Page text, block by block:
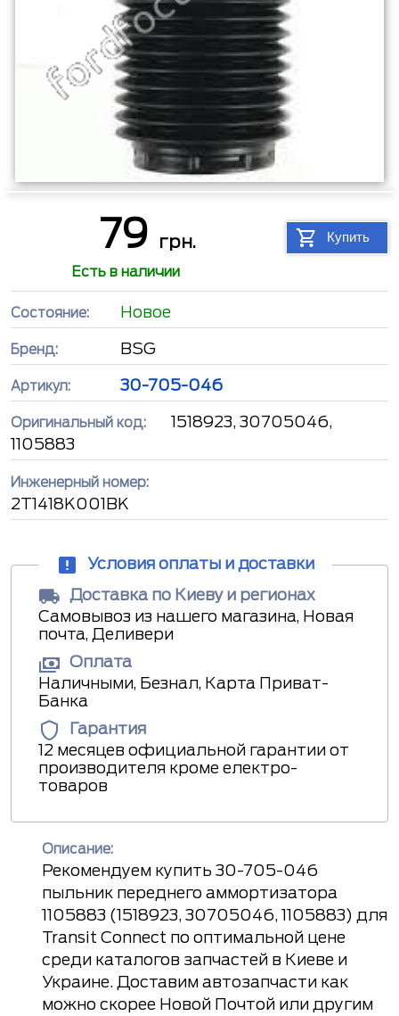
79 грн. Купить
Есть в наличии
Состояние: Новое
Бренд: BSG
Артикул: 30-705-046
Оригинальный код:
1518923, 30705046,
1105883
Инженерный номер:
2T1418K001BK
Условия оплаты и доставки
Доставка по Киеву и регионах
Самовывоз из нашего магазина, Новая
почта, Деливери
Оплата
Наличными, Безнал, Карта Приват-
Банка
Гарантия
12 месяцев официальной гарантии от
производителя кроме електро-
товаров
Описание:
Рекомендуем купить 30-705-046
пыльник переднего аммортизатора
1105883 (1518923, 30705046, 1105883) для
Transit Connect по оптимальной цене
среди каталогов запчастей в Киеве и
Украине. Доставим автозапчасти как
можно скорее Новой Почтой или другим